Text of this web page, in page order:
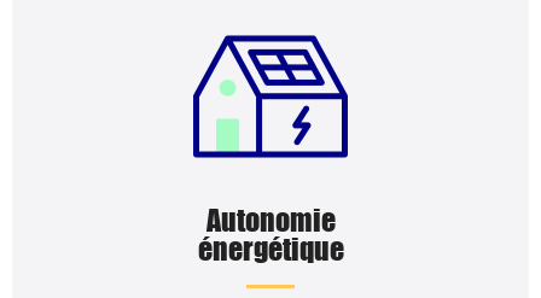
Autonomie
énergétique